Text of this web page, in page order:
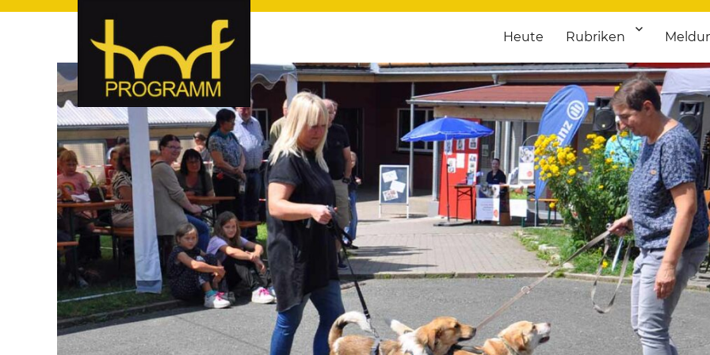
hof-programm – das Veranstaltungsportal für
hof-programm – das Veranstaltungsportal für Hof und Hochfranken. Täglich aktuelle Termine von Kultur bis Sport, von
Heute Rubriken